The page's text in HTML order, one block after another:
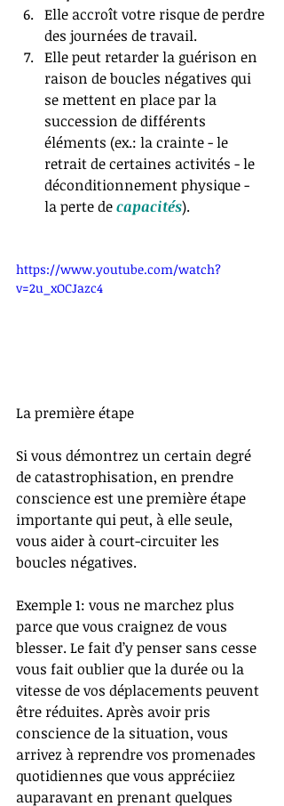
Elle accroît votre risque de perdre
des journées de travail.
Elle peut retarder la guérison en
raison de boucles négatives qui
se mettent en place par la
succession de différents
éléments (ex.: la crainte - le
retrait de certaines activités - le
déconditionnement physique -
la perte de capacités).
https://www.youtube.com/watch?
v=2u_xOCJazc4
La première étape
Si vous démontrez un certain degré
de catastrophisation, en prendre
conscience est une première étape
importante qui peut, à elle seule,
vous aider à court-circuiter les
boucles négatives.
Exemple 1: vous ne marchez plus
parce que vous craignez de vous
blesser. Le fait d’y penser sans cesse
vous fait oublier que la durée ou la
vitesse de vos déplacements peuvent
être réduites. Après avoir pris
conscience de la situation, vous
arrivez à reprendre vos promenades
quotidiennes que vous appréciiez
auparavant en prenant quelques